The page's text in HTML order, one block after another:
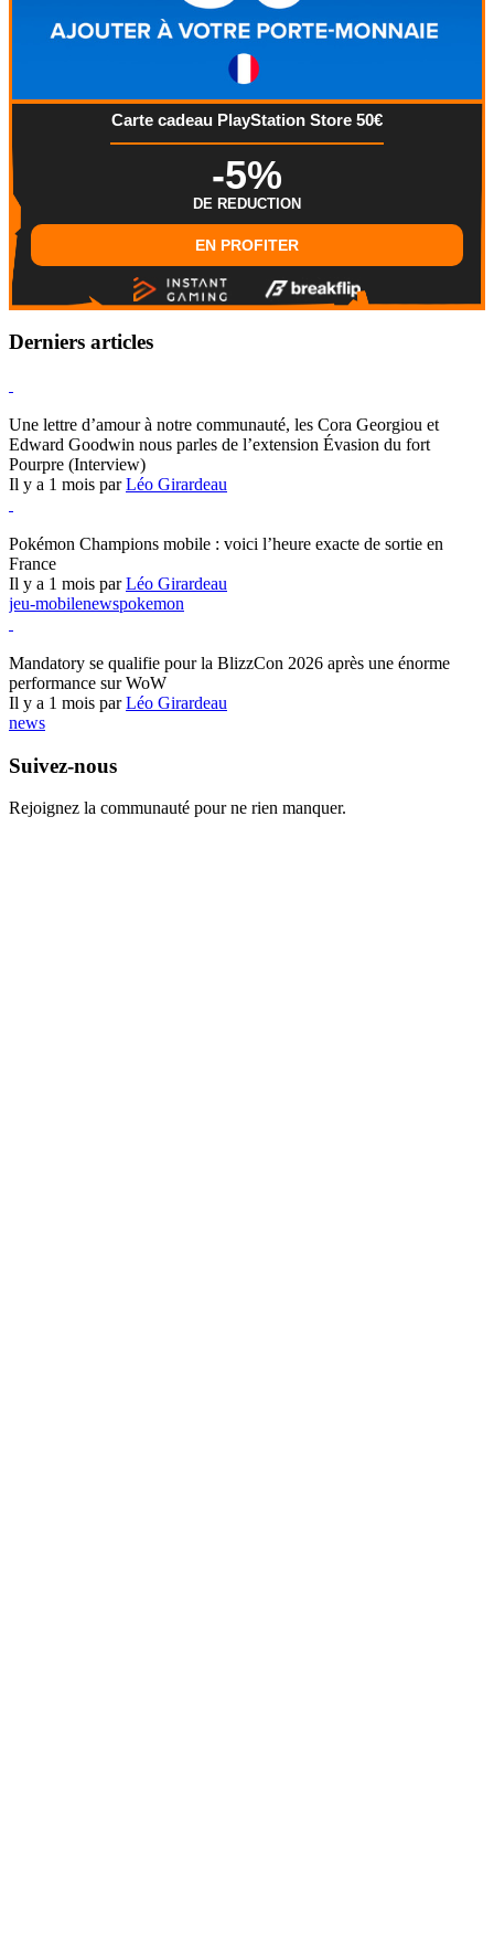
Carte cadeau PlayStation Store 50€
-5%
DE REDUCTION
EN PROFITER
Derniers articles
Une lettre d’amour à notre communauté, les Cora Georgiou et
Edward Goodwin nous parles de l’extension Évasion du fort
Pourpre (Interview)
Il y a 1 mois parLéo Girardeau
Pokémon Champions mobile : voici l’heure exacte de sortie en
France
Il y a 1 mois parLéo Girardeau
jeu-mobilenewspokemon
Mandatory se qualifie pour la BlizzCon 2026 après une énorme
performance sur WoW
Il y a 1 mois parLéo Girardeau
news
Suivez-nous
Rejoignez la communauté pour ne rien manquer.